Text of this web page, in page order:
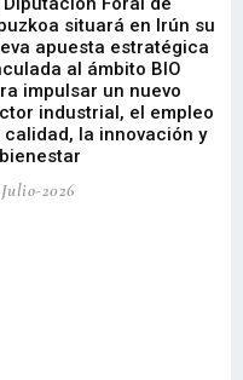
situará en Irún su
apuesta estratégica
al ámbito BIO
impulsar un nuevo
industrial, el empleo
calidad, la innovación y
2026